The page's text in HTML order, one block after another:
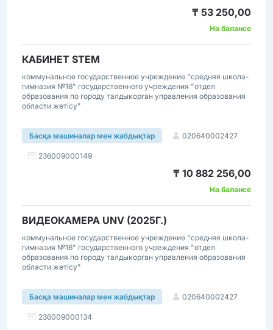
₸ 53 250,00
На балансе
КАБИНЕТ STEM
коммунальное государственное учреждение "средняя школа-
гимназия №16" государственного учреждения "отдел
образования по городу талдыкорган управления образования
области жетісу"
Басқа машиналар мен жабдықтар 020640002427
236009000149
₸ 10 882 256,00
На балансе
ВИДЕОКАМЕРА UNV (2025Г.)
коммунальное государственное учреждение "средняя школа-
гимназия №16" государственного учреждения "отдел
образования по городу талдыкорган управления образования
области жетісу"
Басқа машиналар мен жабдықтар 020640002427
236009000134